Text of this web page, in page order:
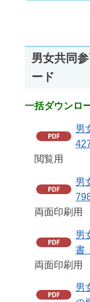
男女共同
ード
一括ダウンロ
男
閲覧用
男
両面印刷用
男
書
両面印刷用
男